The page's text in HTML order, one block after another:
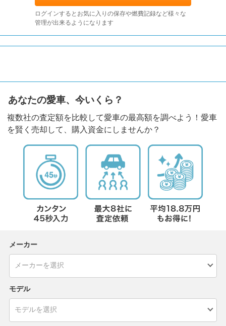
ログインするとお気に入りの保存や燃費記録など様々な
管理が出来るようになります
あなたの愛車、今いくら？
複数社の査定額を比較して愛車の最高額を調べよう！愛車
を賢く売却して、購入資金にしませんか？
メーカー
モデル